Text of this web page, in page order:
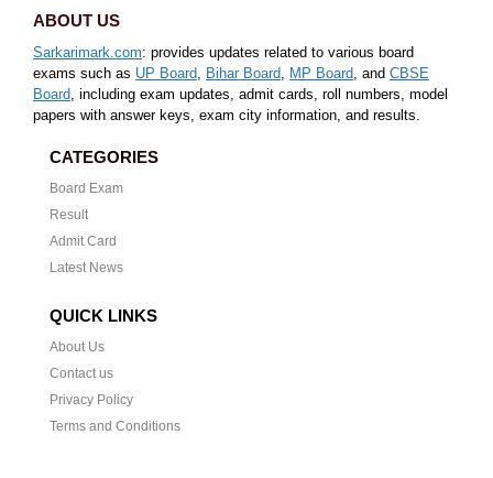
ABOUT US
Sarkarimark.com: provides updates related to various board
exams such as UP Board, Bihar Board, MP Board, and CBSE
Board, including exam updates, admit cards, roll numbers, model
papers with answer keys, exam city information, and results.
CATEGORIES
Board Exam
Result
Admit Card
Latest News
QUICK LINKS
About Us
Contact us
Privacy Policy
Terms and Conditions